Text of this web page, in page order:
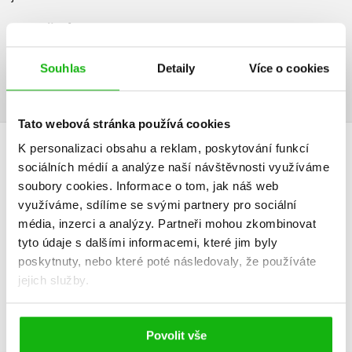
Souhlas Detaily Více o cookies
Tato webová stránka používá cookies
K personalizaci obsahu a reklam, poskytování funkcí
sociálních médií a analýze naší návštěvnosti využíváme
soubory cookies. Informace o tom, jak náš web
využíváme, sdílíme se svými partnery pro sociální
média, inzerci a analýzy. Partneři mohou zkombinovat
tyto údaje s dalšími informacemi, které jim byly
poskytnuty, nebo které poté následovaly, že používáte
jejich služby.
Povolit vše
Ke stažení
Ukázka.pdf
HODNOCENÍ ČTENÁŘŮ
V současné době nejsou vytvořena žádná uživatelská hodnocení.
Vaše hodnocení
Uživatelskou recenzi mohou vkládat pouze registrovaní uživatelé
Přihlásit